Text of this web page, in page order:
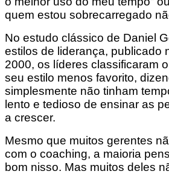
quem estou sobrecarregado
No estudo clássico de Daniel
estilos de liderança, publicado
2000, os líderes classificaram
seu estilo menos favorito,
simplesmente não tinham
lento e tedioso de ensinar as
a crescer.
Mesmo que muitos gerentes
com o coaching, a maioria
bom nisso. Mas muitos deles